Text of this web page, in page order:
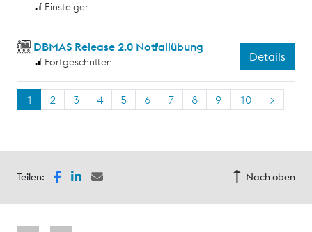
Einsteiger
DBMAS Release 2.0 Notfallübung
Fortgeschritten Details
1 2 3 4 5 6 7 8 9 10 >
Teilen: Nach oben